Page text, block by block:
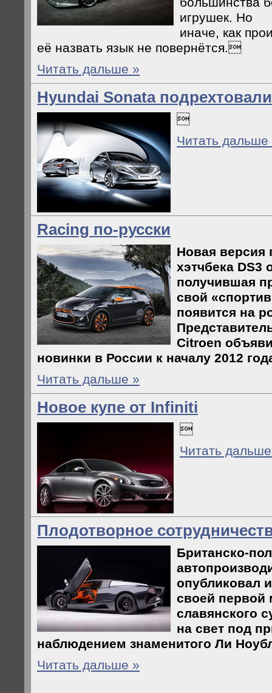
игрушек. Но
иначе, как
её назвать язык не повернётся.
Читать дальше »
Hyundai Sonata

Читать дальше
Racing по-русски
Новая версия
хэтчбека DS3
получившая
свой
появится на
Citroen
новинки в России к началу 2012
Читать дальше »
Новое купе от Infiniti

Читать
Плодотворное
Британско-
опубликовал
своей первой
славянского
на свет под
наблюдением знаменитого Ли
Читать дальше »